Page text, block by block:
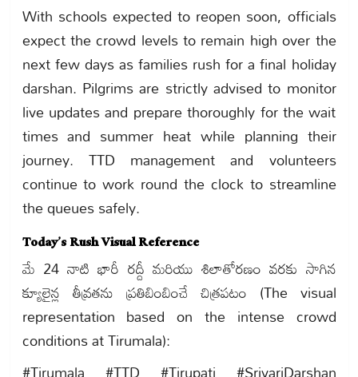
With schools expected to reopen soon, officials
expect the crowd levels to remain high over the
next few days as families rush for a final holiday
darshan. Pilgrims are strictly advised to monitor
live updates and prepare thoroughly for the wait
times and summer heat while planning their
journey. TTD management and volunteers
continue to work round the clock to streamline
the queues safely.
Today’s Rush Visual Reference
మే 24 నాటి భారీ రద్దీ మరియు శిలాతోరణం వరకు సాగిన
క్యూలైన్ల తీవ్రతను ప్రతిబింబించే చిత్రపటం (The visual
representation based on the intense crowd
conditions at Tirumala):